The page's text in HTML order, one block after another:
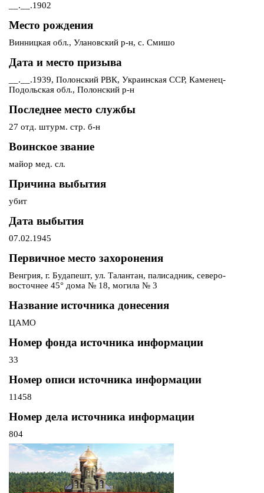
__.__.1902
Место рождения
Винницкая обл., Улановский р-н, с. Смишо
Дата и место призыва
__.__.1939, Полонский РВК, Украинская ССР, Каменец-
Подольская обл., Полонский р-н
Последнее место службы
27 отд. штурм. стр. б-н
Воинское звание
майор мед. сл.
Причина выбытия
убит
Дата выбытия
07.02.1945
Первичное место захоронения
Венгрия, г. Будапешт, ул. Талантан, палисадник, северо-
восточнее 45° дома № 18, могила № 3
Название источника донесения
ЦАМО
Номер фонда источника информации
33
Номер описи источника информации
11458
Номер дела источника информации
804